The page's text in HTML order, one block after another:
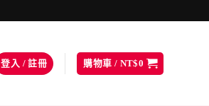
登入 / 註冊 購物車 / NT$0